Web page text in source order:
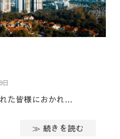
た皆様におかれ…
≫ 続きを読む